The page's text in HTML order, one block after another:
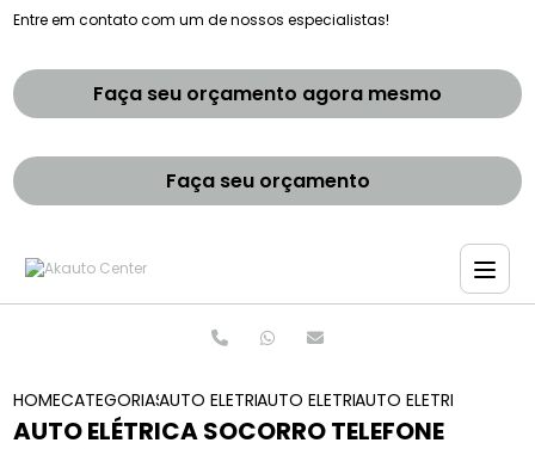
Entre em contato com um de nossos especialistas!
Faça seu orçamento agora mesmo
Faça seu orçamento
HOMECATEGORIASAUTO ELETRICASAUTO ELETRICA DE CARROS
AUTO ELETRICA
AUTO ELÉTRICA SOCORRO TELEFONE